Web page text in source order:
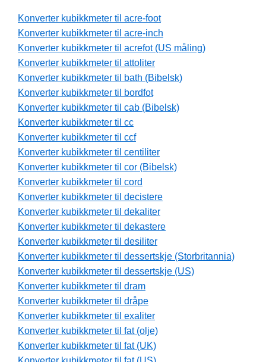
Konverter kubikkmeter til acre-foot
Konverter kubikkmeter til acre-inch
Konverter kubikkmeter til acrefot (US måling)
Konverter kubikkmeter til attoliter
Konverter kubikkmeter til bath (Bibelsk)
Konverter kubikkmeter til bordfot
Konverter kubikkmeter til cab (Bibelsk)
Konverter kubikkmeter til cc
Konverter kubikkmeter til ccf
Konverter kubikkmeter til centiliter
Konverter kubikkmeter til cor (Bibelsk)
Konverter kubikkmeter til cord
Konverter kubikkmeter til decistere
Konverter kubikkmeter til dekaliter
Konverter kubikkmeter til dekastere
Konverter kubikkmeter til desiliter
Konverter kubikkmeter til dessertskje (Storbritannia)
Konverter kubikkmeter til dessertskje (US)
Konverter kubikkmeter til dram
Konverter kubikkmeter til dråpe
Konverter kubikkmeter til exaliter
Konverter kubikkmeter til fat (olje)
Konverter kubikkmeter til fat (UK)